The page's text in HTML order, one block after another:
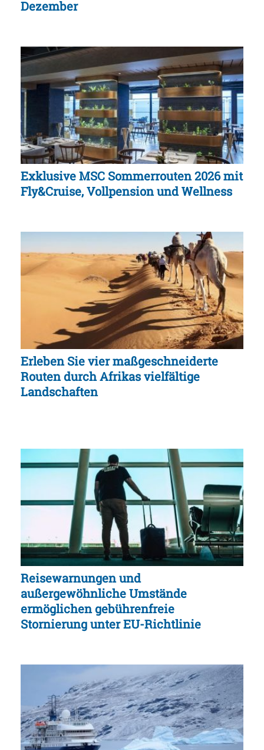
Dezember
Exklusive MSC Sommerrouten 2026 mit
Fly&Cruise, Vollpension und Wellness
Erleben Sie vier maßgeschneiderte
Routen durch Afrikas vielfältige
Landschaften
Reisewarnungen und
außergewöhnliche Umstände
ermöglichen gebührenfreie
Stornierung unter EU-Richtlinie